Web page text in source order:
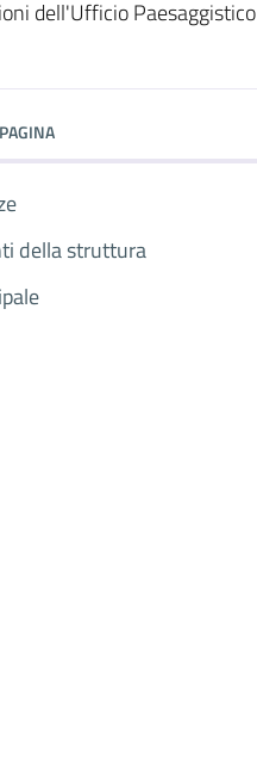
dell'Ufficio Paesaggistico
della struttura